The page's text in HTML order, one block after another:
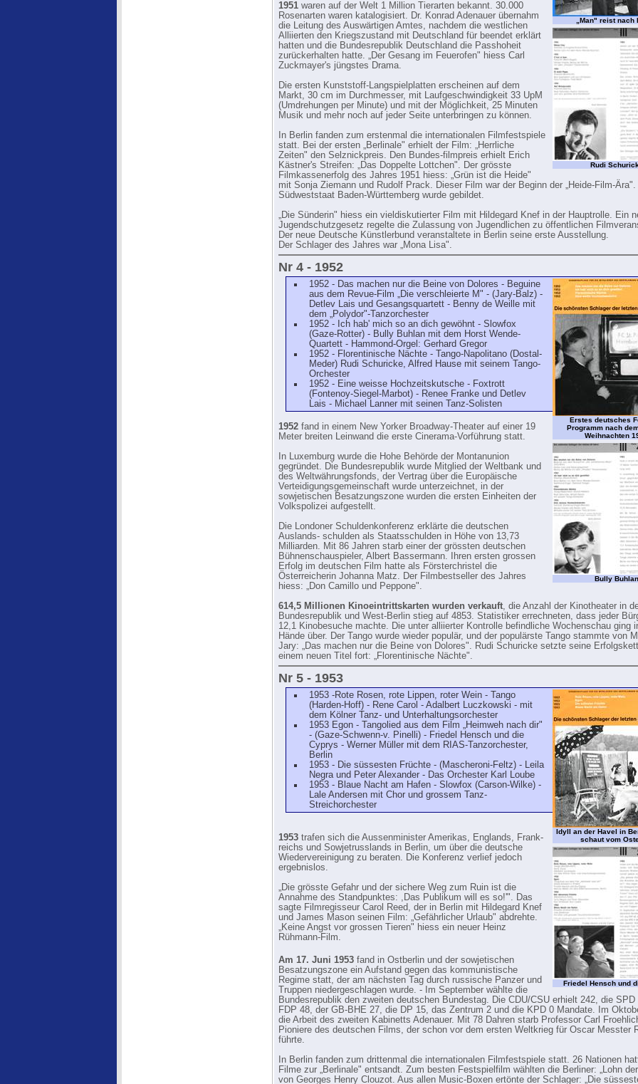
„Man" reist nach
Rudi
1951 waren auf der Welt 1 Million Tierarten bekannt. 30.000
Rosenarten waren katalogisiert. Dr. Konrad Adenauer übernahm
die Leitung des Auswärtigen Amtes, nachdem die westlichen
Alliierten den Kriegszustand mit Deutsch­land für beendet erklärt
hatten und die Bundesrepublik Deutschland die Passhoheit
zurückerhalten hatte. „Der Gesang im Feuerofen" hiess Carl
Zuckmayer's jüngstes Drama.
Die ersten Kunststoff-Langspielplatten erscheinen auf dem
Markt, 30 cm im Durchmesser, mit Laufgeschwindig­keit 33 UpM
(Umdrehungen per Minute) und mit der Möglichkeit, 25 Minuten
Musik und mehr noch auf jeder Seite unterbringen zu können.
In Berlin fanden zum erstenmal die internationalen Film­festspiele
statt. Bei der ersten „Berlinale" erhielt der Film: „Herrliche
Zeiten" den Selznickpreis. Den Bundes-filmpreis erhielt Erich
Kästner's Streifen: „Das Doppelte Lottchen". Der grösste
Filmkassenerfolg des Jahres 1951 hiess: „Grün ist die Heide"
mit Sonja Ziemann und Ru­dolf Prack. Dieser Film war der Beginn der „Heide-Film-Ära".
Südweststaat Baden-Württemberg wurde ge­bildet.
„Die Sünderin" hiess ein vieldiskutierter Film mit Hilde­gard Knef in der Hauptrolle. Ein
Jugendschutzgesetz regelte die Zulassung von Jugendlichen zu öffent­lichen
Der neue Deutsche Künstler­bund veranstaltete in Berlin seine erste Ausstellung.
Der Schlager des Jahres war „Mona Lisa".
Nr 4 - 1952
Erstes deutsches
Programm nach
Weihnachten
Bully Buhlan
1952 - Das machen nur die Beine von Dolores - Beguine
aus dem Revue-Film „Die verschleierte M" - (Jary-Balz) -
Detlev Lais und Gesangsquartett - Benny de Weille mit
dem „Polydor"-Tanzorchester
1952 - Ich hab' mich so an dich gewöhnt - Slowfox
(Gaze-Rotter) - Bully Buhlan mit dem Horst Wende-
Quartett - Hammond-Orgel: Gerhard Gregor
1952 - Florentinische Nächte - Tango-Napolitano (Dostal-
Meder) Rudi Schuricke, Alfred Hause mit seinem Tango-
Orchester
1952 - Eine weisse Hochzeitskutsche - Foxtrott
(Fontenoy-Siegel-Marbot) - Renee Franke und Detlev
Lais - Michael Lanner mit seinen Tanz-Solisten
1952 fand in einem New Yorker Broadway-Theater auf einer 19
Meter breiten Leinwand die erste Cinerama-Vorführung statt.
In Luxemburg wurde die Hohe Behörde der Montan­union
gegründet. Die Bundesrepublik wurde Mitglied der Weltbank und
des Weltwährungsfonds, der Vertrag über die Europäische
Verteidigungsgemeinschaft wurde unterzeichnet, in der
sowjetischen Besatzungszone wur­den die ersten Einheiten der
Volkspolizei aufgestellt.
Die Londoner Schuldenkonferenz erklärte die deutschen
Auslands- schulden als Staatsschulden in Höhe von 13,73
Milliarden. Mit 86 Jahren starb einer der grössten deutschen
Bühnenschauspieler, Albert Bassermann. Ihren ersten grossen
Erfolg im deutschen Film hatte als Försterchristel die
Österreicherin Johanna Matz. Der Filmbestseller des Jahres
hiess: „Don Camillo und Peppone".
614,5 Millionen Kinoeintrittskarten wurden verkauft, die Anzahl der Kino­theater in
Bundesrepublik und West-Berlin stieg auf 4853. Statistiker errechneten, dass jeder
12,1 Kinobesuche machte. Die unter alliierter Kontrolle befindliche Wochenschau ging
Hände über. Der Tango wurde wieder populär, und der populärste Tango stammte von
Jary: „Das machen nur die Beine von Dolores". Rudi Schuricke setzte seine
einem neuen Titel fort: „Florentinische Nächte".
Nr 5 - 1953
Idyll an der Havel in
schaut vom
Friedel Hensch und
1953 -Rote Rosen, rote Lippen, roter Wein - Tango
(Harden-Hoff) - Rene Carol - Adalbert Luczkowski - mit
dem Kölner Tanz- und Unterhaltungsorchester
1953 Egon - Tangolied aus dem Film „Heimweh nach dir"
- (Gaze-Schwenn-v. Pinelli) - Friedel Hensch und die
Cyprys - Werner Müller mit dem RIAS-Tanzorchester,
Berlin
1953 - Die süssesten Früchte - (Mascheroni-Feltz) - Leila
Negra und Peter Alexander - Das Orchester Karl Loube
1953 - Blaue Nacht am Hafen - Slowfox (Carson-Wilke) -
Lale Andersen mit Chor und grossem Tanz-
Streichorchester
1953 trafen sich die Aussenminister Amerikas, Englands, Frank­
reichs und Sowjetrusslands in Berlin, um über die deutsche
Wiedervereinigung zu beraten. Die Konferenz verlief jedoch
ergebnislos.
„Die grösste Gefahr und der sichere Weg zum Ruin ist die
Annahme des Standpunktes: ,Das Publikum will es so!'". Das
sagte Filmregisseur Carol Reed, der in Berlin mit Hildegard Knef
und James Mason seinen Film: „Ge­fährlicher Urlaub" abdrehte.
„Keine Angst vor grossen Tieren" hiess ein neuer Heinz
Rühmann-Film.
Am 17. Juni 1953 fand in Ostberlin und der sowjetischen
Besatzungszone ein Aufstand gegen das kommunistische
Regime statt, der am nächsten Tag durch russische Pan­zer und
Truppen niedergeschlagen wurde. - Im September wählte die
Bundesrepublik den zweiten deutschen Bundestag. Die CDU/CSU erhielt 242, die SPD
FDP 48, der GB-BHE 27, die DP 15, das Zentrum 2 und die KPD 0 Mandate. Im
die Arbeit des zweiten Kabinetts Adenauer. Mit 78 Dahren starb Professor Carl
Pioniere des deut­schen Films, der schon vor dem ersten Weltkrieg für Oscar Messter
führte.
In Berlin fanden zum drittenmal die internationalen Filmfestspiele statt. 26 Nationen
Filme zur „Berlinale" entsandt. Zum besten Festspielfilm wählten die Berliner: „Lohn
von Georges Henry Clouzot. Aus allen Music-Boxen ertönte der Schlager: „Die